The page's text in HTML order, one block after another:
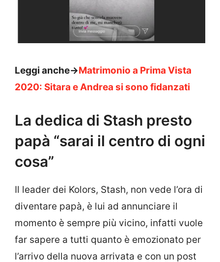
Leggi anche->Matrimonio a Prima Vista
2020: Sitara e Andrea si sono fidanzati
La dedica di Stash presto
papà “sarai il centro di ogni
cosa”
Il leader dei Kolors, Stash, non vede l’ora di
diventare papà, è lui ad annunciare il
momento è sempre più vicino, infatti vuole
far sapere a tutti quanto è emozionato per
l’arrivo della nuova arrivata e con un post